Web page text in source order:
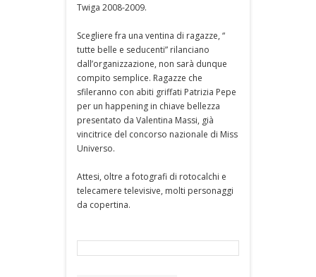
Twiga 2008-2009.
Scegliere fra una ventina di ragazze, “
tutte belle e seducenti” rilanciano
dall’organizzazione, non sarà dunque
compito semplice. Ragazze che
sfileranno con abiti griffati Patrizia Pepe
per un happening in chiave bellezza
presentato da Valentina Massi, già
vincitrice del concorso nazionale di Miss
Universo.
Attesi, oltre a fotografi di rotocalchi e
telecamere televisive, molti personaggi
da copertina.